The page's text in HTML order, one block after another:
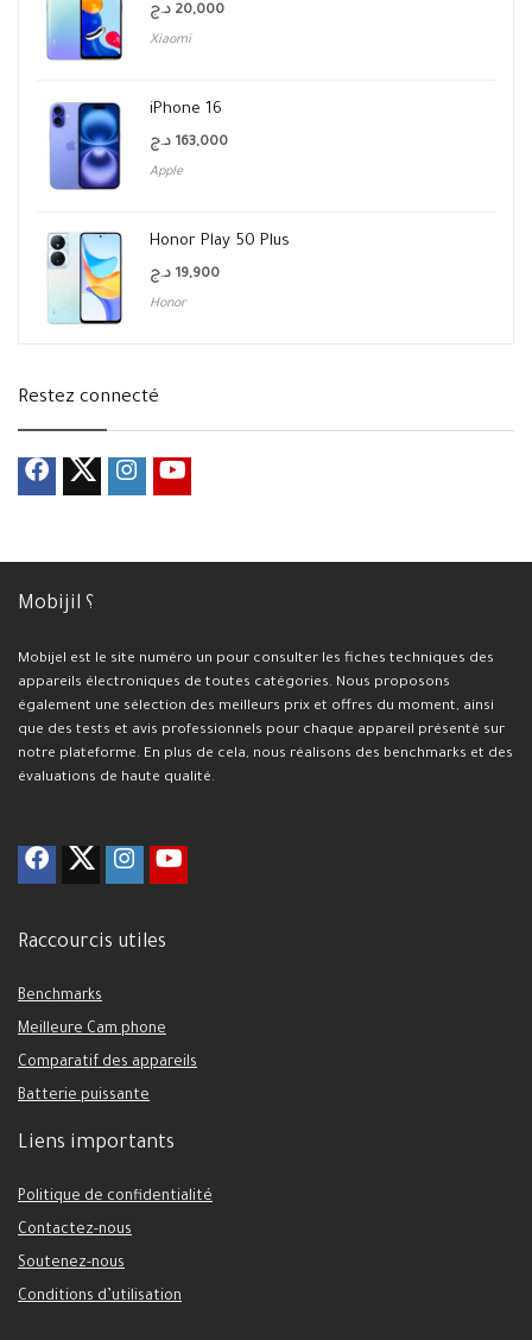
20,000 د.ج
Xiaomi
iPhone 16
163,000 د.ج
Apple
Honor Play 50 Plus
19,900 د.ج
Honor
Restez connecté
Mobijil ؟
Mobijel est le site numéro un pour consulter les fiches techniques des
appareils électroniques de toutes catégories. Nous proposons
également une sélection des meilleurs prix et offres du moment, ainsi
que des tests et avis professionnels pour chaque appareil présenté sur
notre plateforme. En plus de cela, nous réalisons des benchmarks et des
évaluations de haute qualité.
Raccourcis utiles
Benchmarks
Meilleure Cam phone
Comparatif des appareils
Batterie puissante
Liens importants
Politique de confidentialité
Contactez-nous
Soutenez-nous
Conditions d’utilisation